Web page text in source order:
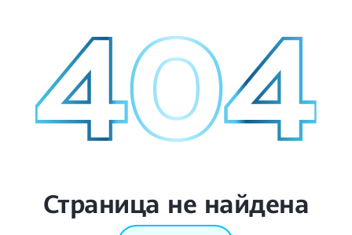
Страница не найдена